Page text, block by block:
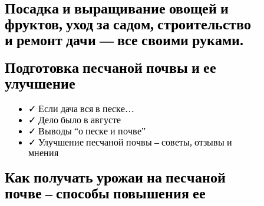
улучшение
Сайт
о
саде,
и
Посадка и выращивание овощей и
фруктов, уход за садом, строительство
и ремонт дачи — все своими руками.
Подготовка песчаной почвы и ее
улучшение
✓ Если дача вся в песке…
✓ Дело было в августе
✓ Выводы “о песке и почве”
✓ Улучшение песчаной почвы – советы, отзывы и
мнения
Как получать урожаи на песчаной
почве – способы повышения ее